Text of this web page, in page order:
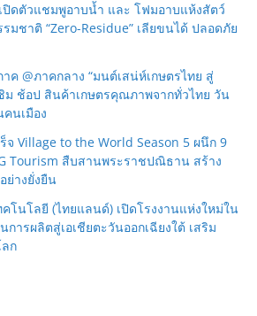
เปิดตัวแชมพูอาบน้ำ และ โฟมอาบแห้งสัตว์
มชาติ “Zero-Residue” เลียขนได้ ปลอดภัย
ค @ภาคกลาง “มนต์เสน่ห์เกษตรไทย สู่
ม ช้อป สินค้าเกษตรคุณภาพจากทั่วไทย วัน
นเมือง
จ Village to the World Season 5 ผนึก 9
Tourism สืบสานพระราชปณิธาน สร้าง
ย่างยั่งยืน
คโนโลยี (ไทยแลนด์) เปิดโรงงานแห่งใหม่ใน
ารผลิตสู่เอเชียตะวันออกเฉียงใต้ เสริม
ก